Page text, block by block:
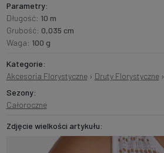
Parametry:
Długość: 10 m
Grubość: 0,035 cm
Waga: 100 g
Kategorie:
Akcesoria Florystyczne› Druty Florystyczne›
Sezony:
Całoroczne
Zdjęcie wielkości artykułu: